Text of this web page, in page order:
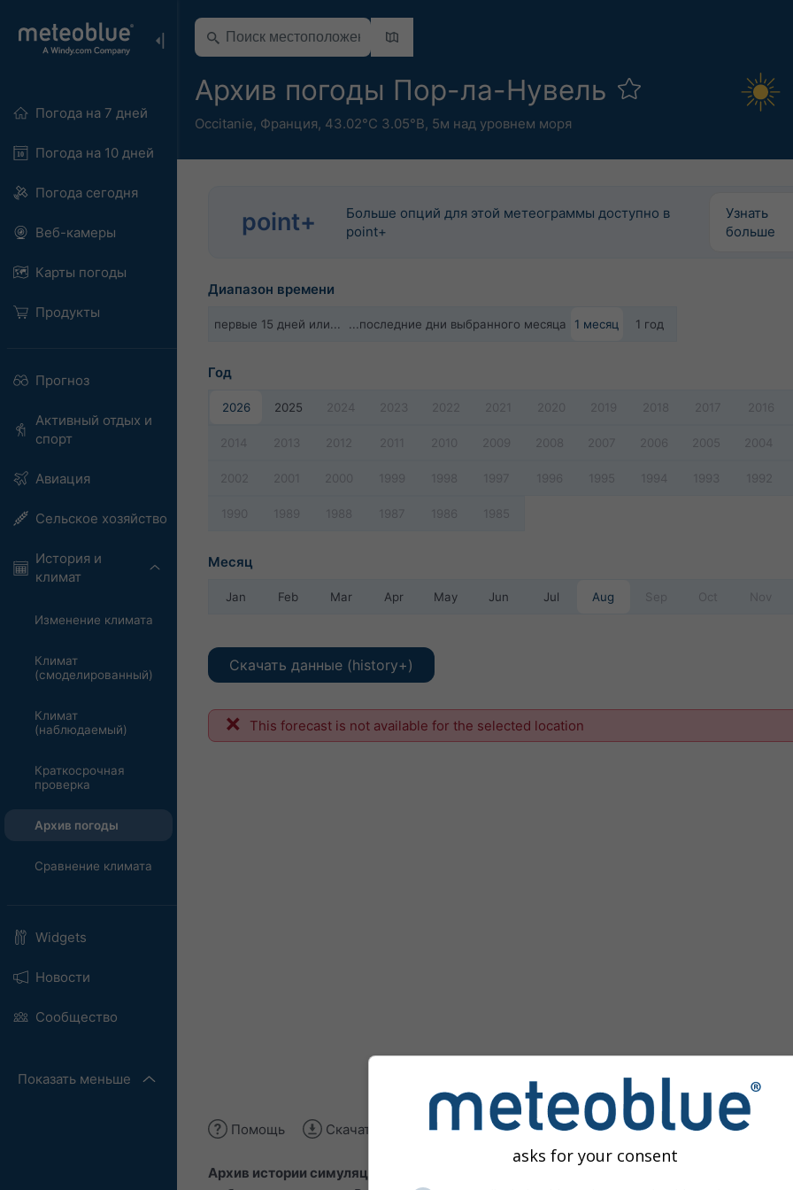
Погода на 7 дней
Погода на 10 дней
Погода сегодня
Веб-камеры
Карты погоды
Продукты
Прогноз
Активный отдых и
спорт
Авиация
Сельское хозяйство
История и
климат
Изменение климата
Климат
(смоделированный)
Климат
(наблюдаемый)
Краткосрочная
проверка
Архив погоды
Сравнение климата
Widgets
Новости
Сообщество
Показать меньше
Архив погоды Пор-ла-Нувель
Occitanie, Франция, 43.02°С 3.05°В, 5м над уровнем моря
point+
Больше опций для этой метеограммы доступно в
point+
Узнать
больше
Диапазон времени
первые 15 дней или... ...последние дни выбранного месяца 1 месяц 1 год
Год
2026 2025 2024 2023 2022 2021 2020 2019 2018 2017 2016
2014 2013 2012 2011 2010 2009 2008 2007 2006 2005 2004
2002 2001 2000 1999 1998 1997 1996 1995 1994 1993 1992
1990 1989 1988 1987 1986 1985
Месяц
Jan Feb Mar Apr May Jun Jul Aug Sep Oct Nov
Скачать данные (history+)
This forecast is not available for the selected location
Помощь Скачать изображение
Архив истории симуляций
asks for your consent